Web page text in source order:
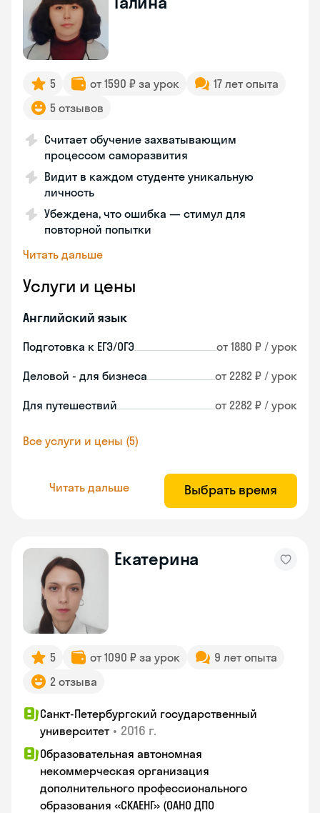
5 от 1590 ₽ за урок
17 лет опыта
5 отзывов
Считает обучение захватывающим
процессом саморазвития
Видит в каждом студенте уникальную
личность
Убеждена, что ошибка — стимул для
повторной попытки
Читать дальше
Услуги и цены
Английский язык
Подготовка к ЕГЭ/ОГЭ от 1880 ₽ / урок
Деловой - для бизнеса от 2282 ₽ / урок
Для путешествий от 2282 ₽ / урок
Все услуги и цены (5)
Читать дальше Выбрать время
Екатерина
5 от 1090 ₽ за урок
9 лет опыта
2 отзыва
Санкт-Петербургский государственный
университет • 2016 г.
Образовательная автономная
некоммерческая организация
дополнительного профессионального
образования «СКАЕНГ» (ОАНО ДПО